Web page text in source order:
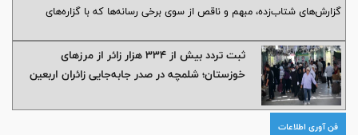
گزارش‌های شتاب‌زده، مبهم و ناقص از سوی برخی رسانه‌ها که با گزاره‌های
فعال‌سازی فوری و بازتعریف نقش راهبردی «کمیته اطلاع‌رسانی بحران» در کیش
را بیش از هر زمان دیگری برجسته کرده است.
ثبت تردد بیش از ۳۳۴ هزار زائر از مرزهای
خوزستان؛ شلمچه در صدر جابه‌جایی زائران اربعین
فن آوری اطلاعات